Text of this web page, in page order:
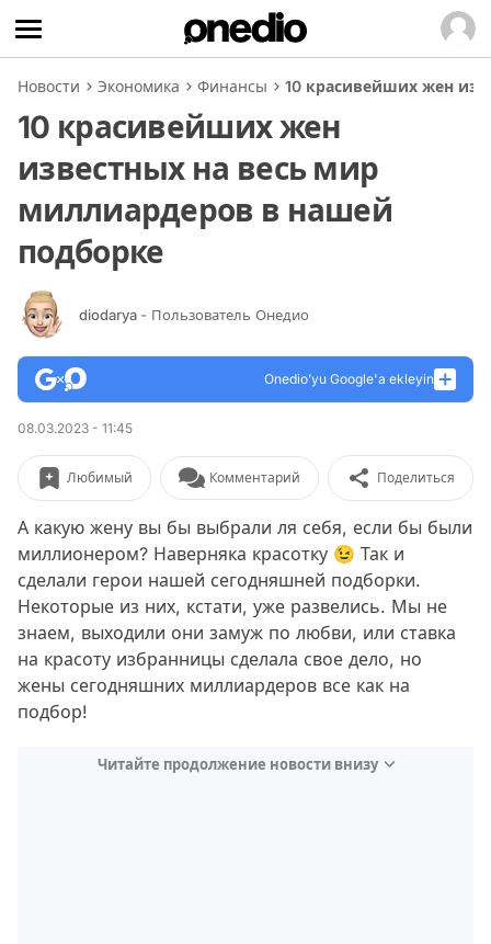
Новости Экономика Финансы 10 красивейших жен
10 красивейших жен
известных на весь мир
миллиардеров в нашей
подборке
diodarya - Пользователь Онедио
Onedio’yu Google'a ekleyin
08.03.2023 - 11:45
Любимый Комментарий Поделиться
А какую жену вы бы выбрали ля себя, если бы были
миллионером? Наверняка красотку 😉 Так и
сделали герои нашей сегодняшней подборки.
Некоторые из них, кстати, уже развелись. Мы не
знаем, выходили они замуж по любви, или ставка
на красоту избранницы сделала свое дело, но
жены сегодняшних миллиардеров все как на
подбор!
Читайте продолжение новости внизу